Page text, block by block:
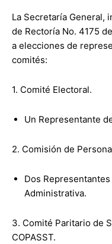
La Secretaría General,
de Rectoría No. 4175
a elecciones de
comités:
1. Comité Electoral.
Un Representante
2. Comisión de
Dos
Administrativa.
3. Comité Paritario de
COPASST.